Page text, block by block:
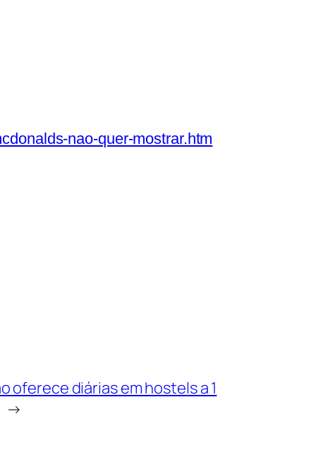
nao-quer-mostrar.htm
oferece diárias em hostels a 1
→